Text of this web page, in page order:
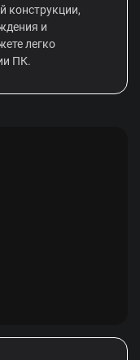
конструкции,
и
легко
ПК.